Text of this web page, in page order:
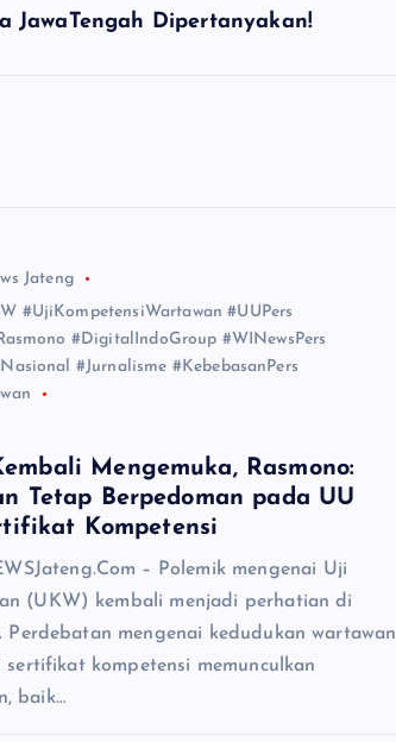
JawaTengah Dipertanyakan!
Jateng
#UjiKompetensiWartawan #UUPers
#DigitalIndoGroup #WINewsPers
#Jurnalisme #KebebasanPers
Mengemuka, Rasmono:
Tetap Berpedoman pada UU
Kompetensi
– Polemik mengenai Uji
(UKW) kembali menjadi perhatian di
Perdebatan mengenai kedudukan wartawan
kompetensi memunculkan
baik…